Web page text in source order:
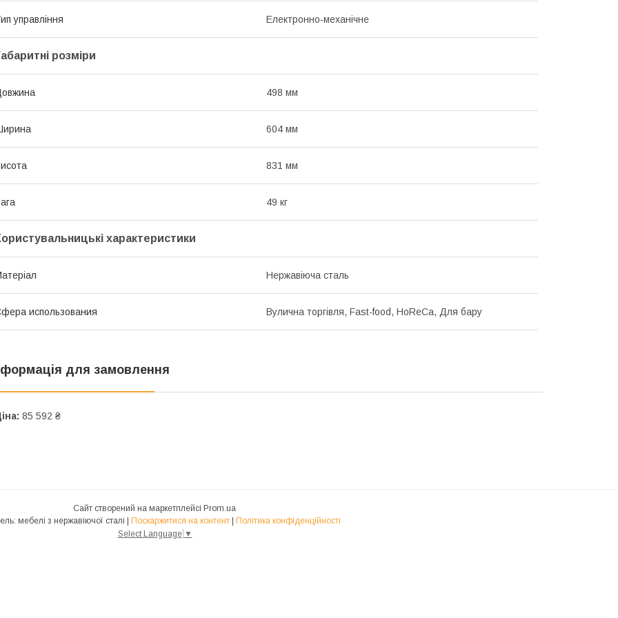
управління Електронно-механічне
розміри
498 мм
604 мм
831 мм
49 кг
характеристики
Нержавіюча сталь
использования Вулична торгівля, Fast-food, HoReCa, Для бару
для замовлення
85 592 ₴
Сайт створений на маркетплейсі Prom.ua
Фудмебель: мебелі з нержавіючої сталі | Поскаржитися на контент | Політика конфіденційності
Select Language ▼